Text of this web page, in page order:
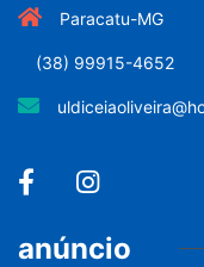
Paracatu-MG
(38) 99915-4652
anúncio